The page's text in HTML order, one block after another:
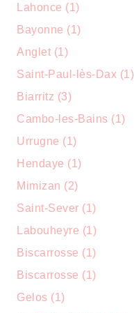
Lahonce (1)
Bayonne (1)
Anglet (1)
Saint-Paul-lès-Dax (1)
Biarritz (3)
Cambo-les-Bains (1)
Urrugne (1)
Hendaye (1)
Mimizan (2)
Saint-Sever (1)
Labouheyre (1)
Biscarrosse (1)
Biscarrosse (1)
Gelos (1)